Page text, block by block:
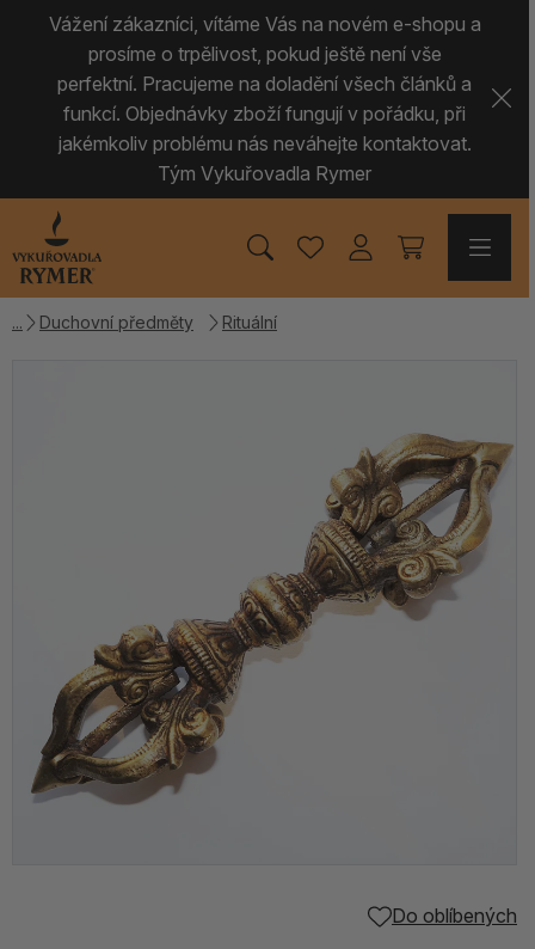
Vážení zákazníci, vítáme Vás na novém e-shopu a
prosíme o trpělivost, pokud ještě není vše
perfektní. Pracujeme na doladění všech článků a
funkcí. Objednávky zboží fungují v pořádku, při
jakémkoliv problému nás neváhejte kontaktovat.
Tým Vykuřovadla Rymer
Duchovní předměty Rituální
Do oblíbených